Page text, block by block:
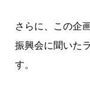
さらに、この企
振興会に聞いた
す。